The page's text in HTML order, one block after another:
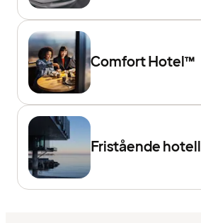
Comfort Hotel™
Fristående hotell